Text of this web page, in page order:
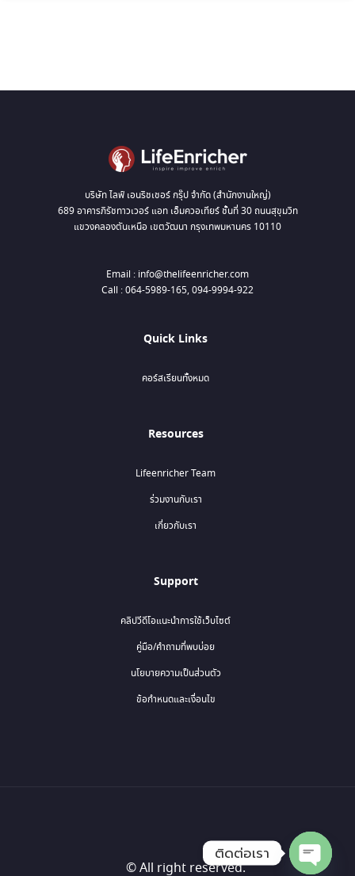
บริษัท ไลฟ์ เอนริชเชอร์ กรุ๊ป จำกัด (สำนักงานใหญ่)
689 อาคารภิรัชทาวเวอร์ แอท เอ็มควอเทียร์ ชั้นที่ 30 ถนนสุขุมวิท
แขวงคลองตันเหนือ เขตวัฒนา กรุงเทพมหานคร 10110
Email : info@thelifeenricher.com
Call : 064-5989-165, 094-9994-922
Quick Links
คอร์สเรียนทั้งหมด
Resources
Lifeenricher Team
ร่วมงานกับเรา
เกี่ยวกับเรา
Support
คลิปวีดีโอแนะนำการใช้เว็บไซต์
คู่มือ/คำถามที่พบบ่อย
นโยบายความเป็นส่วนตัว
ข้อกำหนดและเงื่อนไข
© All right reserved.
ติดต่อเรา